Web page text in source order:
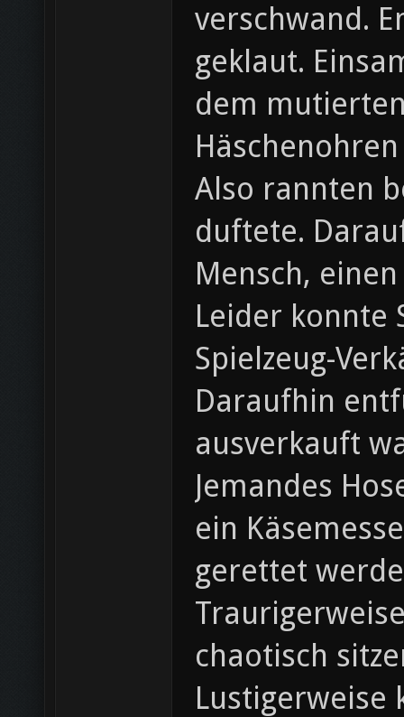
verschwand.
geklaut.
dem
Also rannten
duftete.
Mensch,
Leider konnte
Spielzeug-
Daraufhin
ausverkauft
Jemandes
ein
gerettet
chaotisch
Lustigerweise